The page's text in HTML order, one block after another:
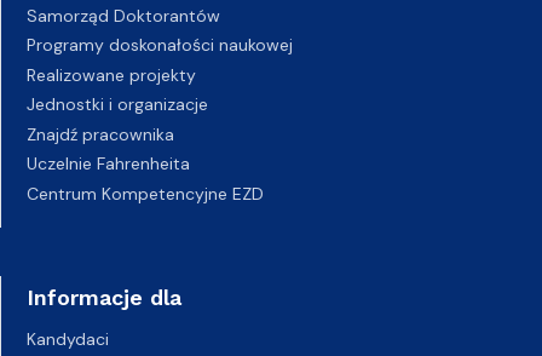
Samorząd Doktorantów
Programy doskonałości naukowej
Realizowane projekty
Jednostki i organizacje
Znajdź pracownika
Uczelnie Fahrenheita
Centrum Kompetencyjne EZD
Informacje dla
Kandydaci